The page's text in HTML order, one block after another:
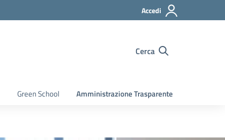
Accedi
Cerca
Green School Amministrazione Trasparente